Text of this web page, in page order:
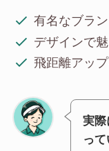
有名なブラ
デザインで
飛距離アッ
実際
っ